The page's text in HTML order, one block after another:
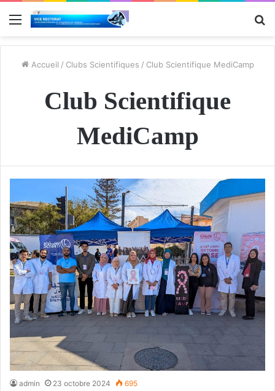
Menu
Accueil / Clubs Scientifiques / Club Scientifique MediCamp
Club Scientifique
MediCamp
admin 23 octobre 2024 695